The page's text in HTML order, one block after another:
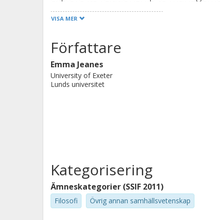
implications of critical management
Managing research relationships •
problems and processes this title
faced by critical researchers doing
studies. © Emma Jeanes and Tony
VISA MER
Författare
Emma Jeanes
University of Exeter
Lunds universitet
Kategorisering
Ämneskategorier (SSIF 2011)
Filosofi Övrig annan samhällsvetenskap